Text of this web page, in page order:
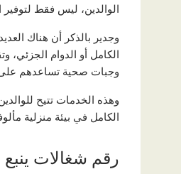
الوالدين، ليس فقط لتوفير
وجدير بالذكر أن هناك
الكامل أو الدوام الجزئي،
وجبات صحية تساعدهم على
وهذه الخدمات تتيح
الكامل في بيئة منزلية
رقم شغالات ينبع